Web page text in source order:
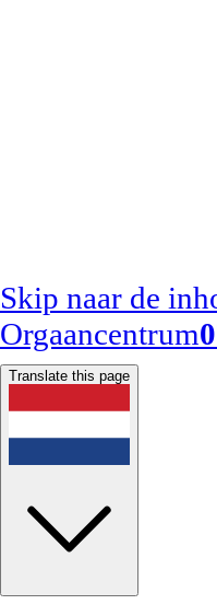
Skip naar de
Orgaancentrum
Translate this page